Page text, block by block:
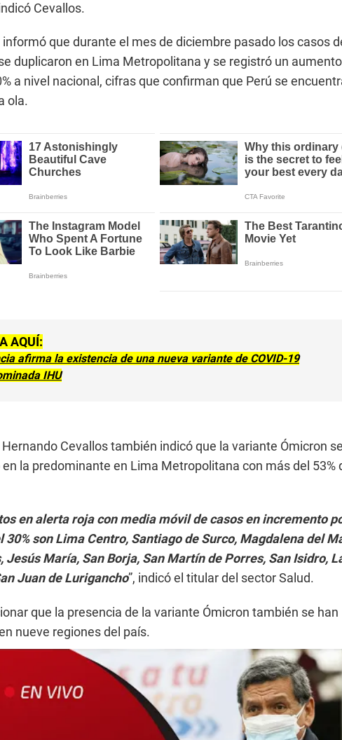
Cevallos.
que durante el mes de diciembre pasado los casos
duplicaron en Lima Metropolitana y se registró un aumento
a nivel nacional, cifras que confirman que Perú se
ola.
AQUÍ:
afirma la existencia de una nueva variante de COVID-19
IHU
Cevallos también indicó que la variante Ómicron
la predominante en Lima Metropolitana con más del 53%
en alerta roja con media móvil de casos en incremento
30% son Lima Centro, Santiago de Surco, Magdalena del
Jesús María, San Borja, San Martín de Porres, San Isidro,
Juan de Lurigancho”, indicó el titular del sector Salud.
que la presencia de la variante Ómicron también se han
nueve regiones del país.